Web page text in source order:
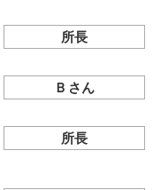
所長
Ｂさん
所長